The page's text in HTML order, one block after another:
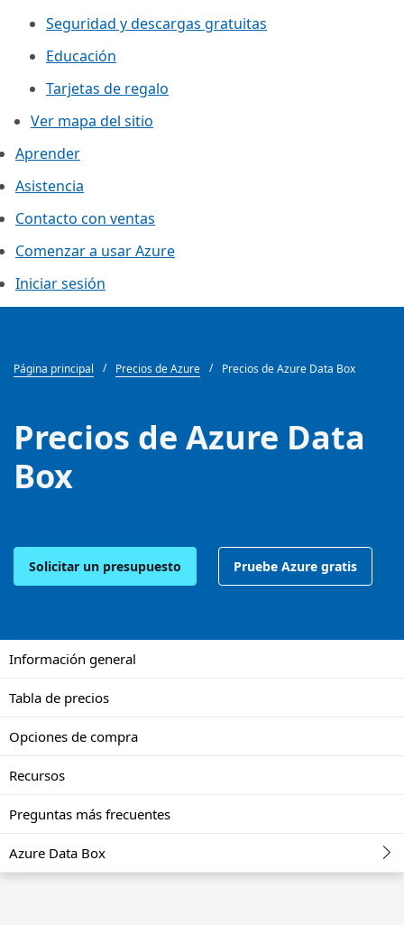
Seguridad y descargas gratuitas
Educación
Tarjetas de regalo
Ver mapa del sitio
Aprender
Asistencia
Contacto con ventas
Comenzar a usar Azure
Iniciar sesión
Página principal Precios de Azure Precios de Azure Data Box
Precios de Azure Data
Box
Solicitar un presupuesto Pruebe Azure gratis
Información general
Tabla de precios
Opciones de compra
Recursos
Preguntas más frecuentes
Azure Data Box